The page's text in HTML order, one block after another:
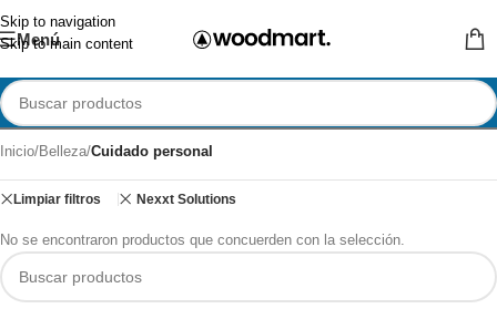
Skip to navigation
Skip to main content
Menú
Inicio/Belleza/Cuidado personal
Limpiar filtros Nexxt Solutions
No se encontraron productos que concuerden con la selección.